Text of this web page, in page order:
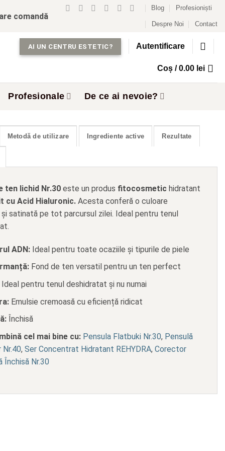
comandă
Blog Profesioniști
Despre Noi Contact
AI UN CENTRU ESTETIC? Autentificare
Coș /0.00 lei
Profesionale De ce ai nevoie?
Metodă de utilizare Ingrediente active Rezultate
ten lichid Nr.30 este un produs fitocosmetic hidratant
cu Acid Hialuronic. Acesta conferă o culoare
și satinată pe tot parcursul zilei. Ideal pentru tenul
ADN: Ideal pentru toate ocaziile și tipurile de piele
Fond de ten versatil pentru un ten perfect
pentru tenul deshidratat și nu numai
Emulsie cremoasă cu eficiență ridicat
Închisă
cel mai bine cu: Pensula Flatbuki Nr.30, Pensulă
Nr.40, Ser Concentrat Hidratant REHYDRA, Corector
Închisă Nr.30